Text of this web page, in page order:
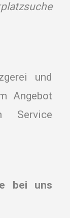
und
Angebot
Service
bei uns